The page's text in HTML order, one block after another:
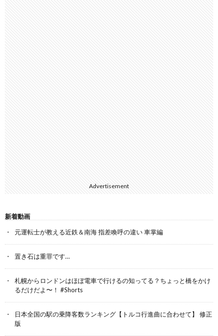
Advertisement
新着動画
元運転士が教える近鉄＆南海 指差喚呼の違い 車掌編
置き石は重罪です…
札幌からロンドンはほぼ電車で行けるの知ってる？ちょっと橋をかけ
るだけだよ〜！ #Shorts
日本全国の駅の乗降客数ランキング【トルコ行進曲に合わせて】 修正
版